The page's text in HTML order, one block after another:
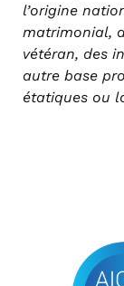
l’origine
matrimonial,
vétéran, des
autre base
étatiques ou